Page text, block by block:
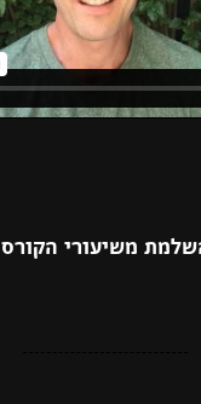
משיעורי הקורס